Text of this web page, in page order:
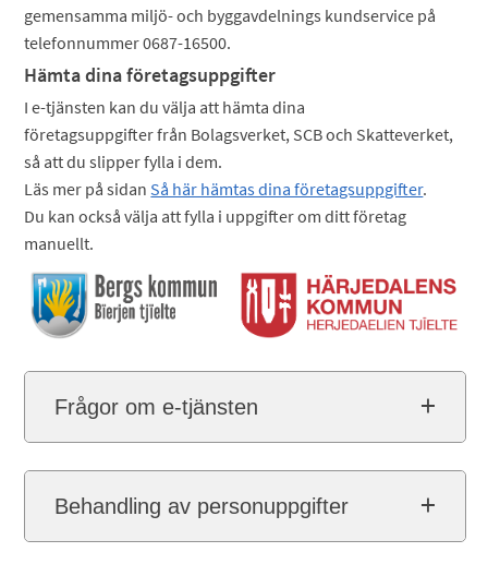
gemensamma miljö- och byggavdelnings kundservice på
telefonnummer 0687-16500.
Hämta dina företagsuppgifter
I e-tjänsten kan du välja att hämta dina
företagsuppgifter från Bolagsverket, SCB och Skatteverket,
så att du slipper fylla i dem.
Läs mer på sidan Så här hämtas dina företagsuppgifter.
Du kan också välja att fylla i uppgifter om ditt företag
manuellt.
Frågor om e-tjänsten
Behandling av personuppgifter